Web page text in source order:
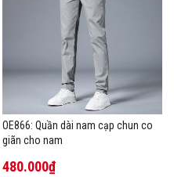
OE866: Quần dài nam cạp chun co
giãn cho nam
480.000₫